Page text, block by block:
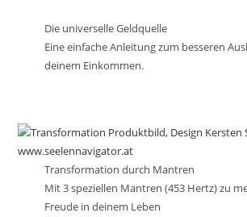
Die universelle Geldquelle
Eine einfache Anleitung zum besseren
deinem Einkommen.
Transformation durch Mantren
Mit 3 speziellen Mantren (453 Hertz) zu
Freude in deinem Leben